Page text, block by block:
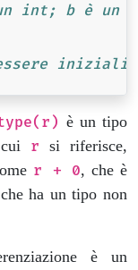
int; b è
è un tipo
r si riferisce,
r + 0, che è
ha un tipo non
è un